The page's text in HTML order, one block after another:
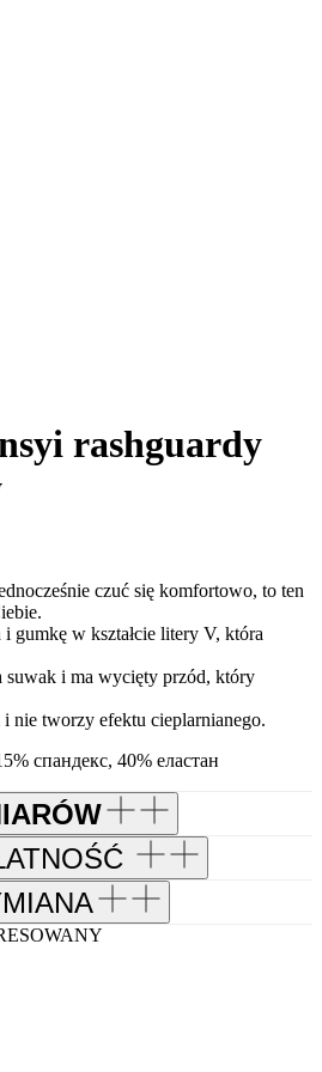
rashguardy
czuć się komfortowo, to ten
gumkę w kształcie litery V, która
suwak i ma wycięty przód, który
nie tworzy efektu cieplarnianego.
спандекс, 40% еластан